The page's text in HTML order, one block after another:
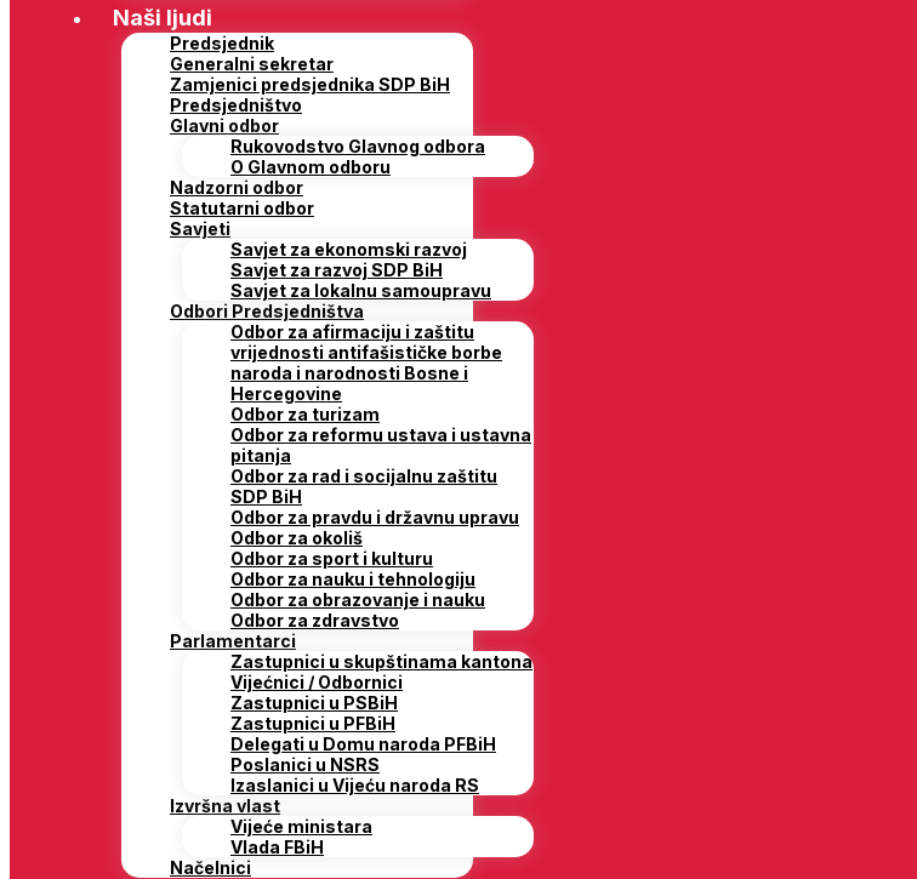
Naši ljudi
Predsjednik
Generalni sekretar
Zamjenici predsjednika SDP BiH
Predsjedništvo
Glavni odbor
Rukovodstvo Glavnog odbora
O Glavnom odboru
Nadzorni odbor
Statutarni odbor
Savjeti
Savjet za ekonomski razvoj
Savjet za razvoj SDP BiH
Savjet za lokalnu samoupravu
Odbori Predsjedništva
Odbor za afirmaciju i zaštitu
vrijednosti antifašističke borbe
naroda i narodnosti Bosne i
Hercegovine
Odbor za turizam
Odbor za reformu ustava i ustavna
pitanja
Odbor za rad i socijalnu zaštitu
SDP BiH
Odbor za pravdu i državnu upravu
Odbor za okoliš
Odbor za sport i kulturu
Odbor za nauku i tehnologiju
Odbor za obrazovanje i nauku
Odbor za zdravstvo
Parlamentarci
Zastupnici u skupštinama kantona
Vijećnici / Odbornici
Zastupnici u PSBiH
Zastupnici u PFBiH
Delegati u Domu naroda PFBiH
Poslanici u NSRS
Izaslanici u Vijeću naroda RS
Izvršna vlast
Vijeće ministara
Vlada FBiH
Načelnici